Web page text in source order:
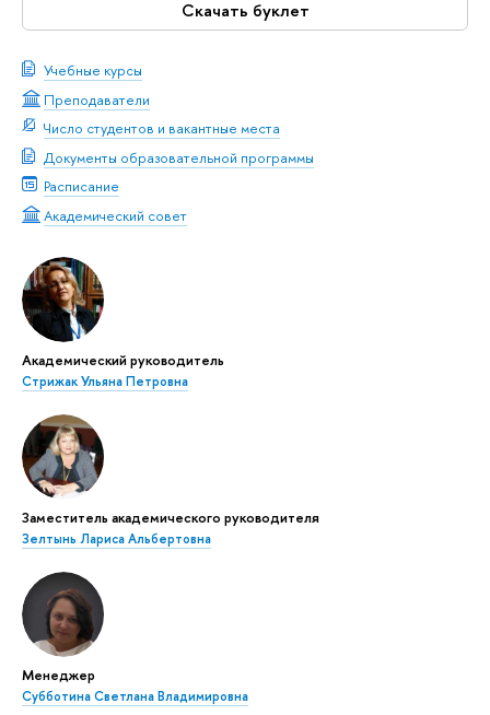
Скачать буклет
Учебные курсы
Преподаватели
Число студентов и вакантные места
Документы образовательной программы
Расписание
Академический совет
Академический руководитель
Стрижак Ульяна Петровна
Заместитель академического руководителя
Зелтынь Лариса Альбертовна
Менеджер
Субботина Светлана Владимировна